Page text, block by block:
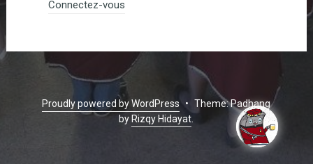
Connectez-vous
Proudly powered by WordPress • Theme: Padhang
by Rizqy Hidayat